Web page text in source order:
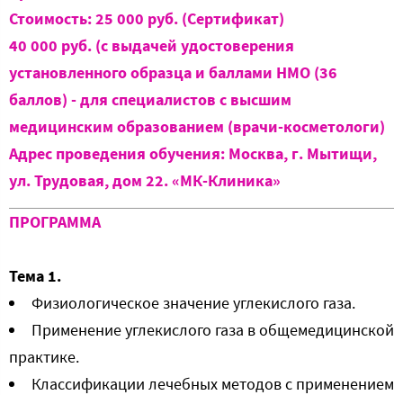
Стоимость: 25 000 руб. (Сертификат)
40 000 руб. (с выдачей удостоверения
установленного образца и баллами НМО (36
баллов) - для специалистов с высшим
медицинским образованием (врачи-косметологи)
Адрес проведения обучения: Москва, г. Мытищи,
ул. Трудовая, дом 22. «МК-Клиника»
ПРОГРАММА
Тема 1.
Физиологическое значение углекислого газа.
Применение углекислого газа в общемедицинской
практике.
Классификации лечебных методов с применением